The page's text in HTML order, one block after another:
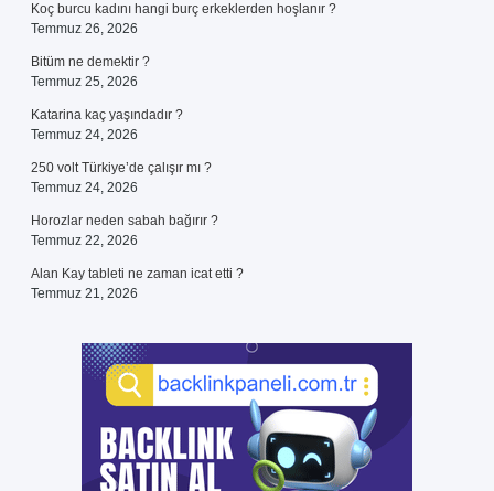
Koç burcu kadını hangi burç erkeklerden hoşlanır ?
Temmuz 26, 2026
Bitüm ne demektir ?
Temmuz 25, 2026
Katarina kaç yaşındadır ?
Temmuz 24, 2026
250 volt Türkiye’de çalışır mı ?
Temmuz 24, 2026
Horozlar neden sabah bağırır ?
Temmuz 22, 2026
Alan Kay tableti ne zaman icat etti ?
Temmuz 21, 2026